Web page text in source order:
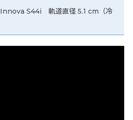
Innova S44i 軌道直径 5.1 cm（冷